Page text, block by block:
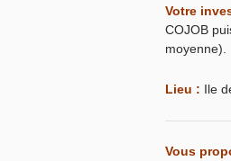
Votre
COJOB
moyenne).
Lieu : Ile
Vous